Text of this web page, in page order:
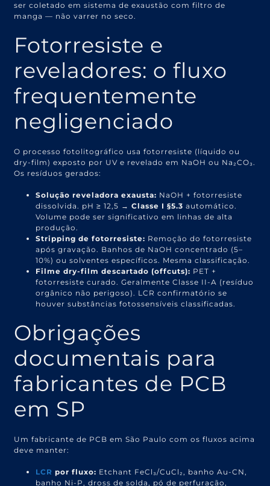
ser coletado em sistema de exaustão com filtro de
manga — não varrer no seco.
Fotorresiste e
reveladores: o fluxo
frequentemente
negligenciado
O processo fotolitográfico usa fotorresiste (líquido ou
dry-film) exposto por UV e revelado em NaOH ou Na₂CO₃.
Os resíduos gerados:
Solução reveladora exausta: NaOH + fotorresiste
dissolvida. pH ≥ 12,5 →Classe I §5.3 automático.
Volume pode ser significativo em linhas de alta
produção.
Stripping de fotorresiste: Remoção do fotorresiste
após gravação. Banhos de NaOH concentrado (5–
10%) ou solventes específicos. Mesma classificação.
Filme dry-film descartado (offcuts): PET +
fotorresiste curado. Geralmente Classe II-A (resíduo
orgânico não perigoso). LCR confirmatório se
houver substâncias fotossensíveis classificadas.
Obrigações
documentais para
fabricantes de PCB
em SP
Um fabricante de PCB em São Paulo com os fluxos acima
deve manter:
LCR por fluxo: Etchant FeCl₃/CuCl₂, banho Au-CN,
banho Ni-P, dross de solda, pó de perfuração,